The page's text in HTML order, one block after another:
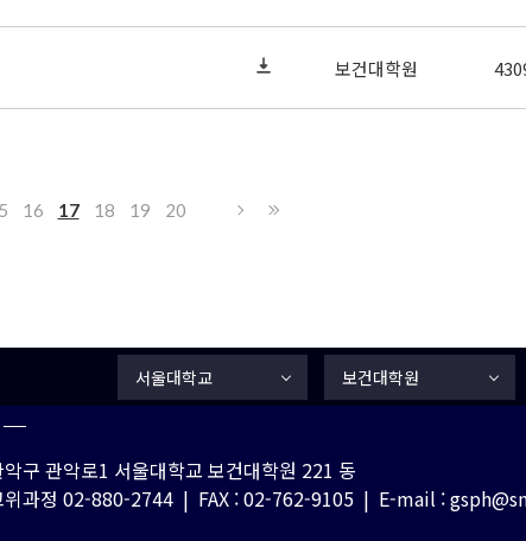
보건대학원
16 17 18 19 20
서울대학교 보건대학원
구 관악로1 서울대학교 보건대학원 221 동
과정 02-880-2744 | FAX : 02-762-9105 | E-mail :